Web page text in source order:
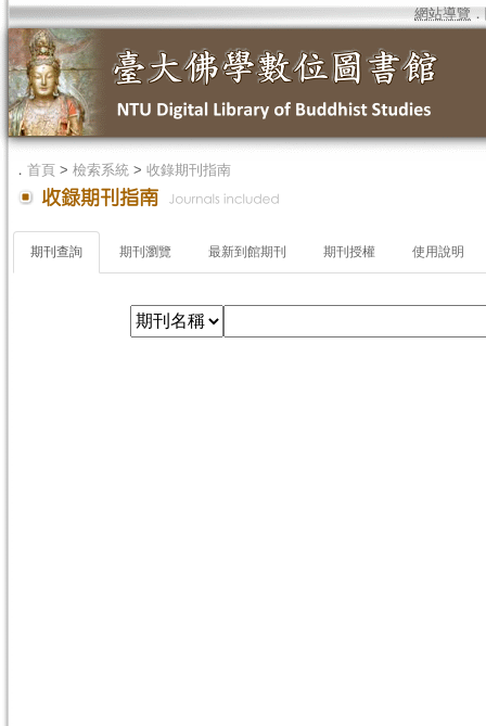
網站導覽 ．
． 首頁 > 檢索系統 > 收錄期刊指南
期刊查詢 期刊瀏覽 最新到館期刊 期刊授權 使用說明